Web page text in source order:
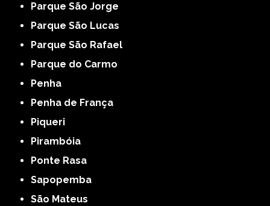
Parque São Jorge
Parque São Lucas
Parque São Rafael
Parque do Carmo
Penha
Penha de França
Piqueri
Pirambóia
Ponte Rasa
Sapopemba
São Mateus